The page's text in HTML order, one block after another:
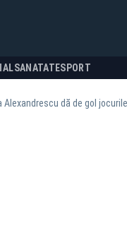
SANATATESPORT
Alexandrescu dă de gol